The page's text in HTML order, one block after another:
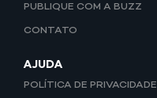
PUBLIQUE COM A BUZZ
CONTATO
AJUDA
POLÍTICA DE PRIVACIDADE